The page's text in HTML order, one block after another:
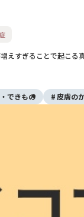
えすぎることで起こ
できもの 皮膚の